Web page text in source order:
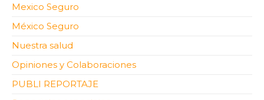
Mexico Seguro
México Seguro
Nuestra salud
Opiniones y Colaboraciones
PUBLI REPORTAJE